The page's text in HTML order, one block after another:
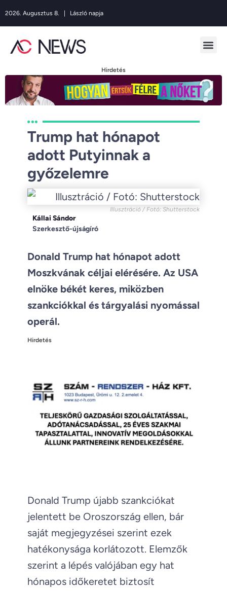
2026. Augusztus 8. | László napja
Hirdetés
Trump hat hónapot
adott Putyinnak a
győzelemre
Illusztráció / Fotó: Shutterstock
Kállai Sándor
Szerkesztő-újságíró
Donald Trump hat hónapot adott
Moszkvának céljai elérésére. Az USA
elnöke békét keres, miközben
szankciókkal és tárgyalási nyomással
operál.
Hirdetés
Donald Trump újabb szankciókat
jelentett be Oroszország ellen, bár
saját megjegyzései szerint ezek
hatékonysága korlátozott. Elemzők
szerint a lépés valójában egy hat
hónapos időkeretet biztosít